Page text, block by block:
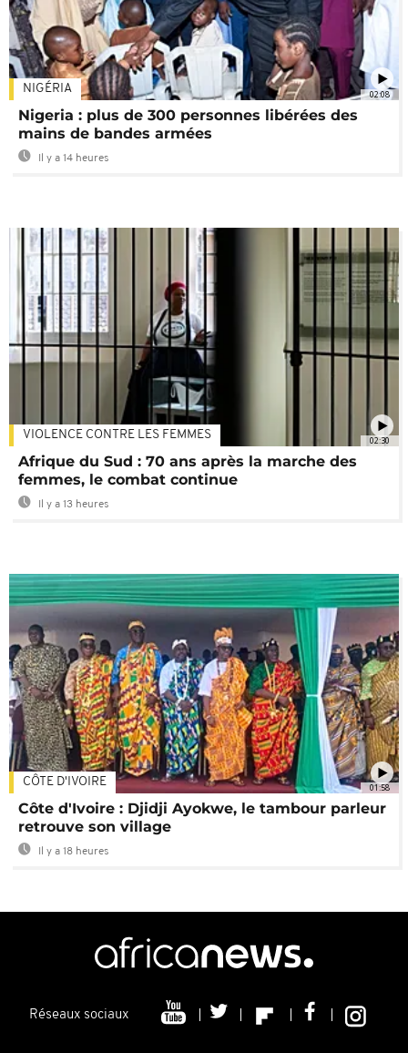
02:08
NIGÉRIA
Nigeria : plus de 300 personnes libérées des
mains de bandes armées
Il y a 14 heures
02:30
VIOLENCE CONTRE LES FEMMES
Afrique du Sud : 70 ans après la marche des
femmes, le combat continue
Il y a 13 heures
01:58
CÔTE D'IVOIRE
Côte d'Ivoire : Djidji Ayokwe, le tambour parleur
retrouve son village
Il y a 18 heures
Réseaux sociaux